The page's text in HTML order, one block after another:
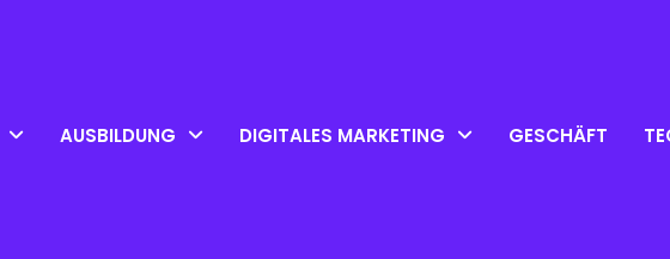
AUSBILDUNG DIGITALES MARKETING GESCHÄFT